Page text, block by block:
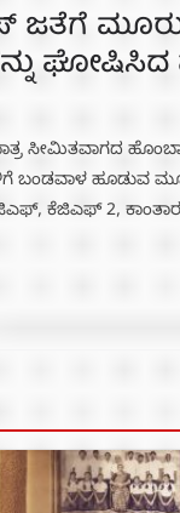
ಜತೆಗೆ
ಘೋಷಿಸಿದ
ಸೀಮಿತವಾಗದ
ಬಂಡವಾಳ ಹೂಡುವ
ಕೆಜಿಎಫ್‌ 2,